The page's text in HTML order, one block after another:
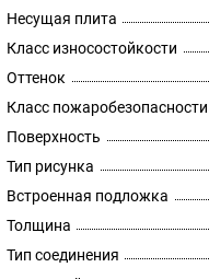
Несущая плита
Класс износостойкости
Оттенок
Класс пожаробезопасности
Поверхность
Тип рисунка
Встроенная подложка
Толщина
Тип соединения